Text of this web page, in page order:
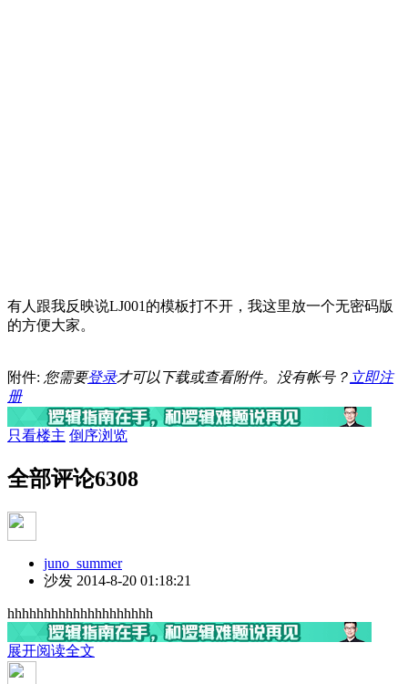
有人跟我反映说LJ001的模板打不开，我这里放一个无密码版
的方便大家。
附件: 您需要登录才可以下载或查看附件。没有帐号？ 立即注
册
只看楼主 倒序浏览
全部评论6308
juno_summer
沙发 2014-8-20 01:18:21
hhhhhhhhhhhhhhhhhhhh
展开阅读全文